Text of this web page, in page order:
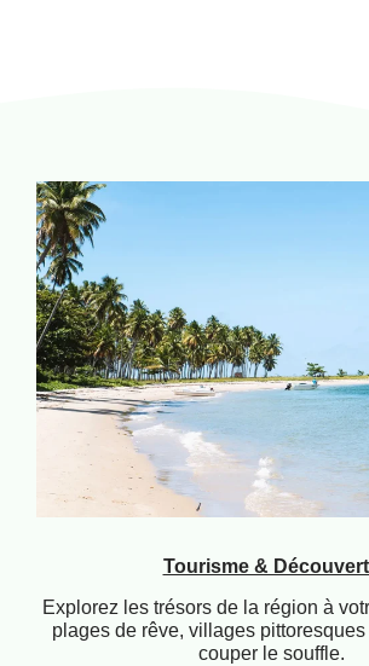
Tourisme &
Explorez les trésors de la région à
plages de rêve, villages
couper le souffle.